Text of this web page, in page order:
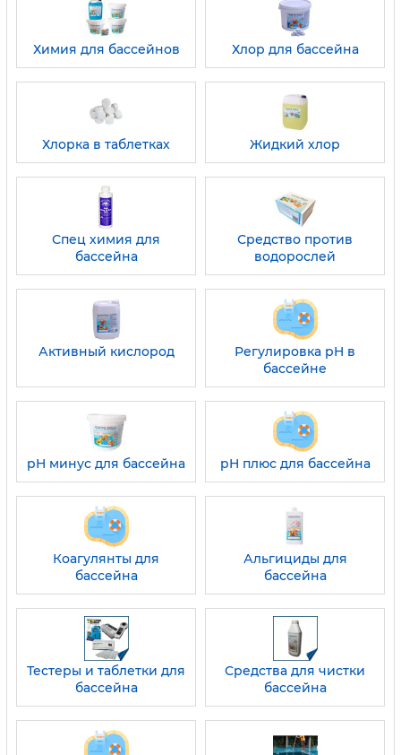
Химия для бассейнов Хлор для бассейна
Хлорка в таблетках Жидкий хлор
Спец химия для
бассейна
Средство против
водорослей
Активный кислород
Регулировка pH в
бассейне
pH минус для бассейна pH плюс для бассейна
Коагулянты для
бассейна
Альгициды для
бассейна
Тестеры и таблетки для
бассейна
Средства для чистки
бассейна